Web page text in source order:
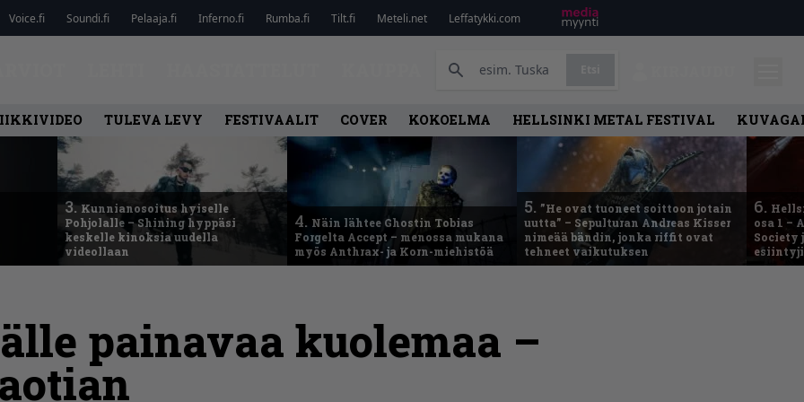
Voice.fi Soundi.fi Pelaaja.fi Inferno.fi Rumba.fi Tilt.fi Meteli.net Leffatykki.com
TULEVA LEVY FESTIVAALIT COVER KOKOELMA HELLSINKI METAL FESTIVAL
3. Kunnianosoitus hyiselle
Pohjolalle – Shining hyppäsi
keskelle kinoksia uudella
videollaan
4. Näin lähtee Ghostin Tobias
Forgelta Accept – menossa mukana
myös Anthrax- ja Korn-miehistöä
5. ”He ovat tuoneet soittoon jotain
uutta” – Sepulturan Andreas Kisser
nimeää bändin, jonka riffit ovat
tehneet vaikutuksen
6.
osa 1 –
Society
painavaa kuolemaa –